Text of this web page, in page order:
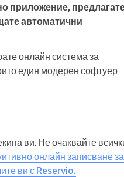
приложение,
автоматични
онлайн система за
един модерен софтуер
ви. Не очаквайте
онлайн записване за
ви с Reservio.